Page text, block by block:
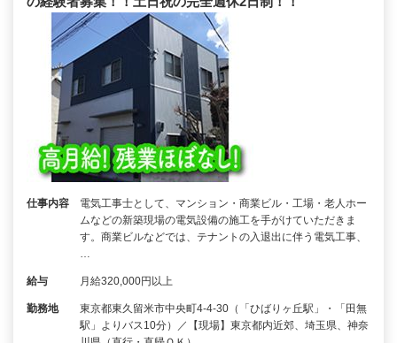
仕事内容
電気工事士として、マンション・商業ビル・工場・老人ホー
ムなどの新築現場の電気設備の施工を手がけていただきま
す。商業ビルなどでは、テナントの入退出に伴う電気工事、
給与 月給320,000円以上
勤務地
東京都東久留米市中央町4-4-30（「ひばりヶ丘駅」・「田無
駅」よりバス10分）／【現場】東京都内近郊、埼玉県、神奈